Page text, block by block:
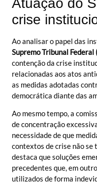
crise
Ao analisar o papel das
Supremo Tribunal Federal
contenção da crise
relacionadas aos atos
as medidas adotadas
democrática diante das
Ao mesmo tempo, a
de concentração
necessidade de que
contextos de crise não se
destaca que soluções
precedentes que, em
utilizados de forma